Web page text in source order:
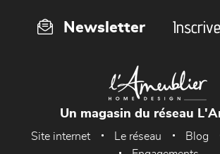
Newsletter
Un magasin du réseau
Site internet Le réseau Blog